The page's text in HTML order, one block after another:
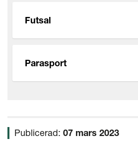
Futsal
Parasport
Publicerad: 07 mars 2023